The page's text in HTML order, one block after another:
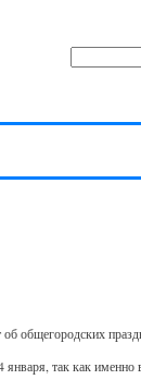
об общегородских
так как именно